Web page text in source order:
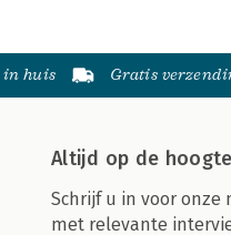
in huis Gratis
Altijd op de hoogte
Schrijf u in voor
met relevante